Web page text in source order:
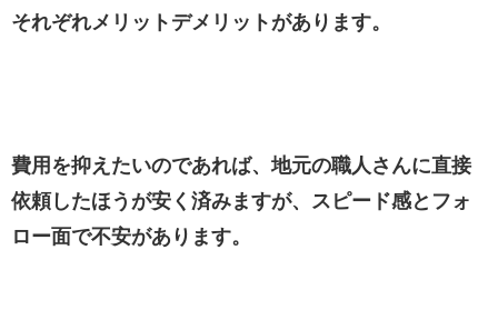
それぞれメリットデメリットがあります。
費用を抑えたいのであれば、地元の職人さんに直接
依頼したほうが安く済みますが、スピード感とフォ
ロー面で不安があります。